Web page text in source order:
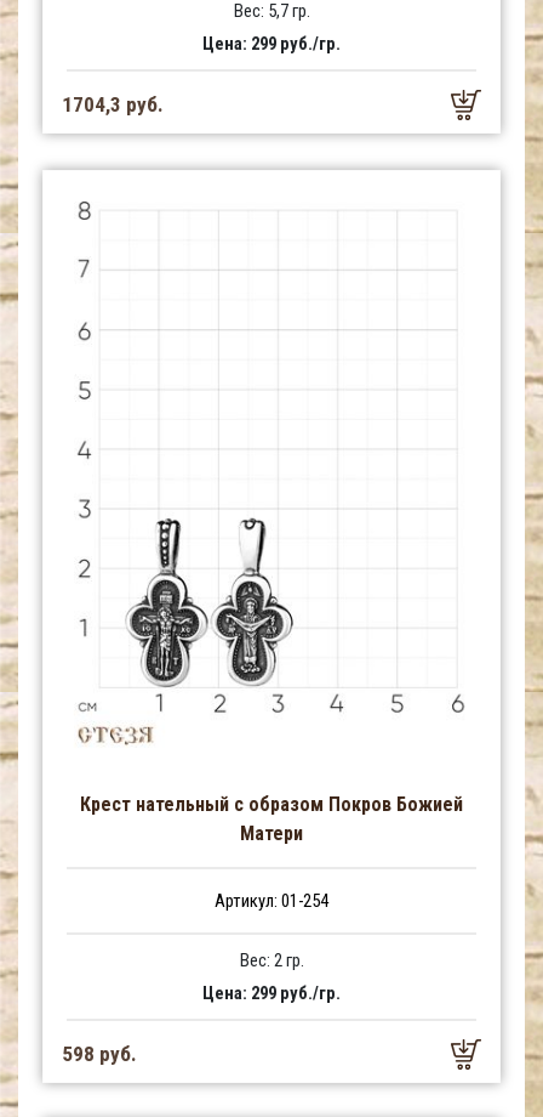
Вес: 5,7 гр.
Цена: 299 руб./гр.
1704,3 руб.
Крест нательный с образом Покров Божией
Матери
Артикул: 01-254
Вес: 2 гр.
Цена: 299 руб./гр.
598 руб.